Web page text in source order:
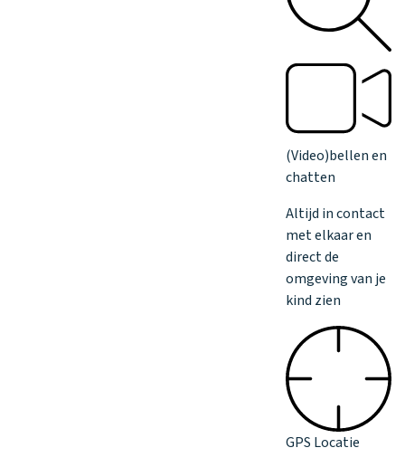
(Video)bellen en
chatten
Altijd in contact
met elkaar en
direct de
omgeving van je
kind zien
GPS Locatie